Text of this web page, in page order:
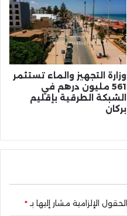
وزارة التجهيز والماء تستثمر
561 مليون درهم في
الشبكة الطرقية بإقليم
بركان
الحقول الإلزامية مشار إليها بـ*